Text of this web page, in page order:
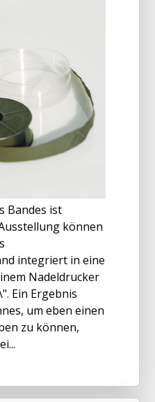
Bandes ist
können
integriert in eine
Nadeldrucker
Ein Ergebnis
um eben einen
zu können,